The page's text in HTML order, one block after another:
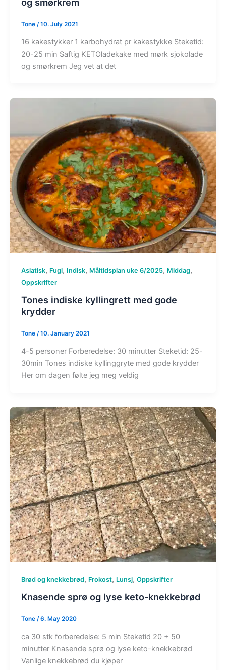
og smørkrem
Tone /10. July 2021
16 kakestykker 1 karbohydrat pr kakestykke Steketid:
20-25 min Saftig KETOladekake med mørk sjokolade
og smørkrem Jeg vet at det
Asiatisk, Fugl, Indisk, Måltidsplan uke 6/2025, Middag,
Oppskrifter
Tones indiske kyllingrett med gode
krydder
Tone /10. January 2021
4-5 personer Forberedelse: 30 minutter Steketid: 25-
30min Tones indiske kyllinggryte med gode krydder
Her om dagen følte jeg meg veldig
Brød og knekkebrød, Frokost, Lunsj, Oppskrifter
Knasende sprø og lyse keto-knekkebrød
Tone /6. May 2020
ca 30 stk forberedelse: 5 min Steketid 20 + 50
minutter Knasende sprø og lyse keto-knekkebrød
Vanlige knekkebrød du kjøper